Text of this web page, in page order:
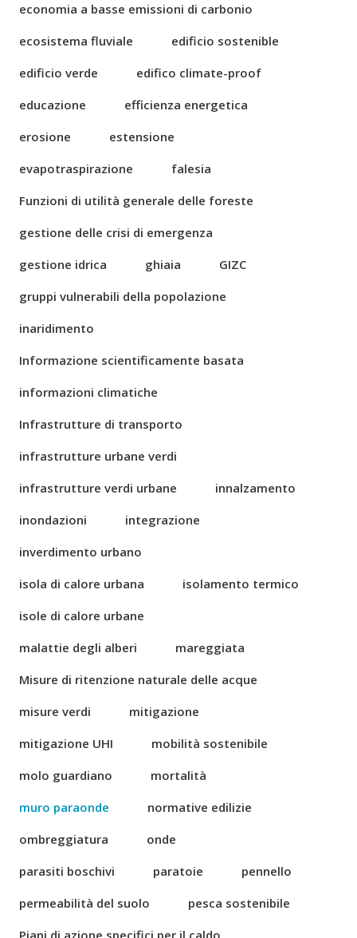
economia a basse emissioni di carbonio
ecosistema fluviale
edificio sostenible
edificio verde
edifico climate-proof
educazione
efficienza energetica
erosione
estensione
evapotraspirazione
falesia
Funzioni di utilità generale delle foreste
gestione delle crisi di emergenza
gestione idrica
ghiaia
GIZC
gruppi vulnerabili della popolazione
inaridimento
Informazione scientificamente basata
informazioni climatiche
Infrastrutture di transporto
infrastrutture urbane verdi
infrastrutture verdi urbane
innalzamento
inondazioni
integrazione
inverdimento urbano
isola di calore urbana
isolamento termico
isole di calore urbane
malattie degli alberi
mareggiata
Misure di ritenzione naturale delle acque
misure verdi
mitigazione
mitigazione UHI
mobilità sostenibile
molo guardiano
mortalità
muro paraonde
normative edilizie
ombreggiatura
onde
parasiti boschivi
paratoie
pennello
permeabilità del suolo
pesca sostenibile
Piani di azione specifici per il caldo